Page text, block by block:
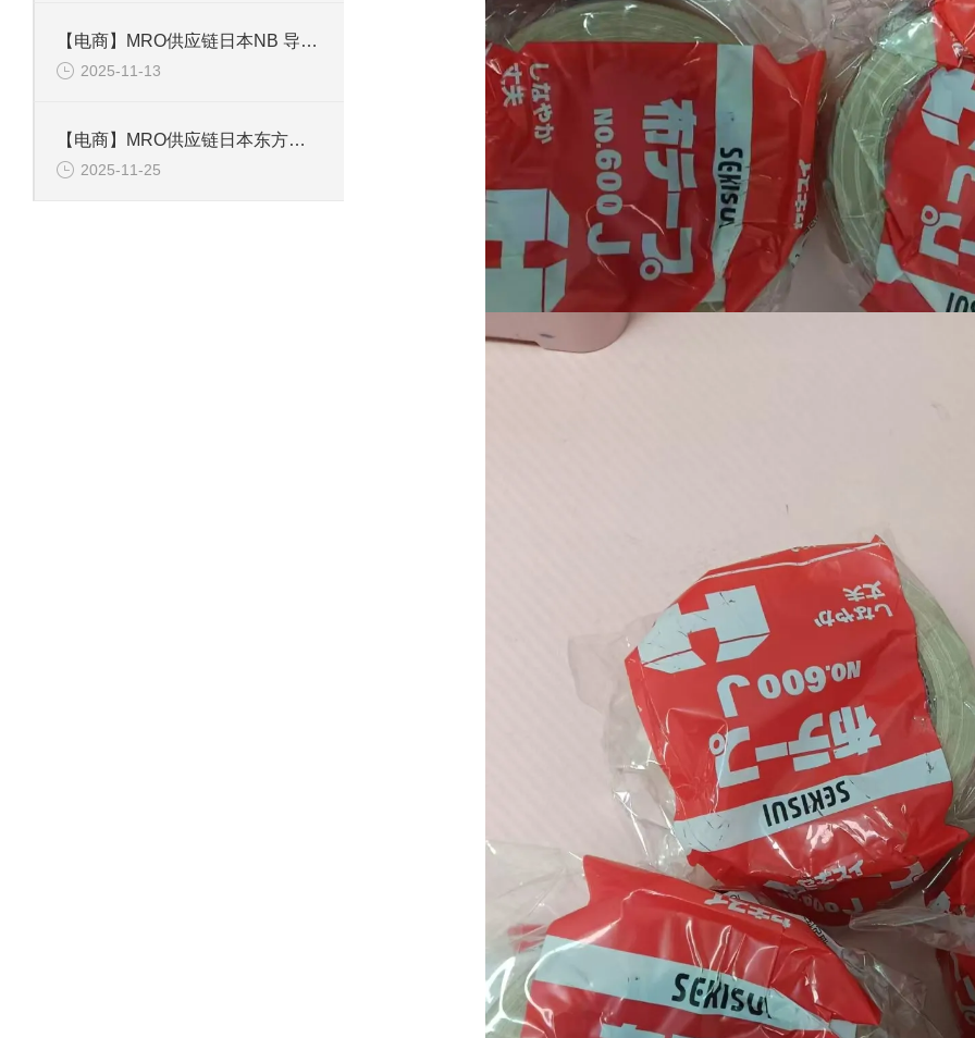
【电商】MRO供应链日本NB 导向衬套 SMK40UU-E
2025-11-13
【电商】MRO供应链日本东方马达VEXTA 微电机PK266-E2.0A
2025-11-25